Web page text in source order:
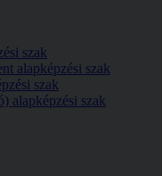
szak
alapképzési szak
szak
alapképzési szak